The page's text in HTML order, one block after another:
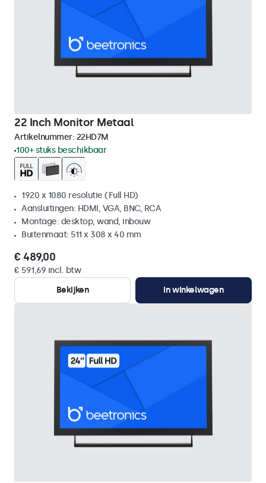
22 Inch Monitor Metaal
Artikelnummer: 22HD7M
100+ stuks beschikbaar
1920 x 1080 resolutie (Full HD)
Aansluitingen: HDMI, VGA, BNC, RCA
Montage: desktop, wand, inbouw
Buitenmaat: 511 x 308 x 40 mm
€ 489,00
€ 591,69 incl. btw
Bekijken
In winkelwagen